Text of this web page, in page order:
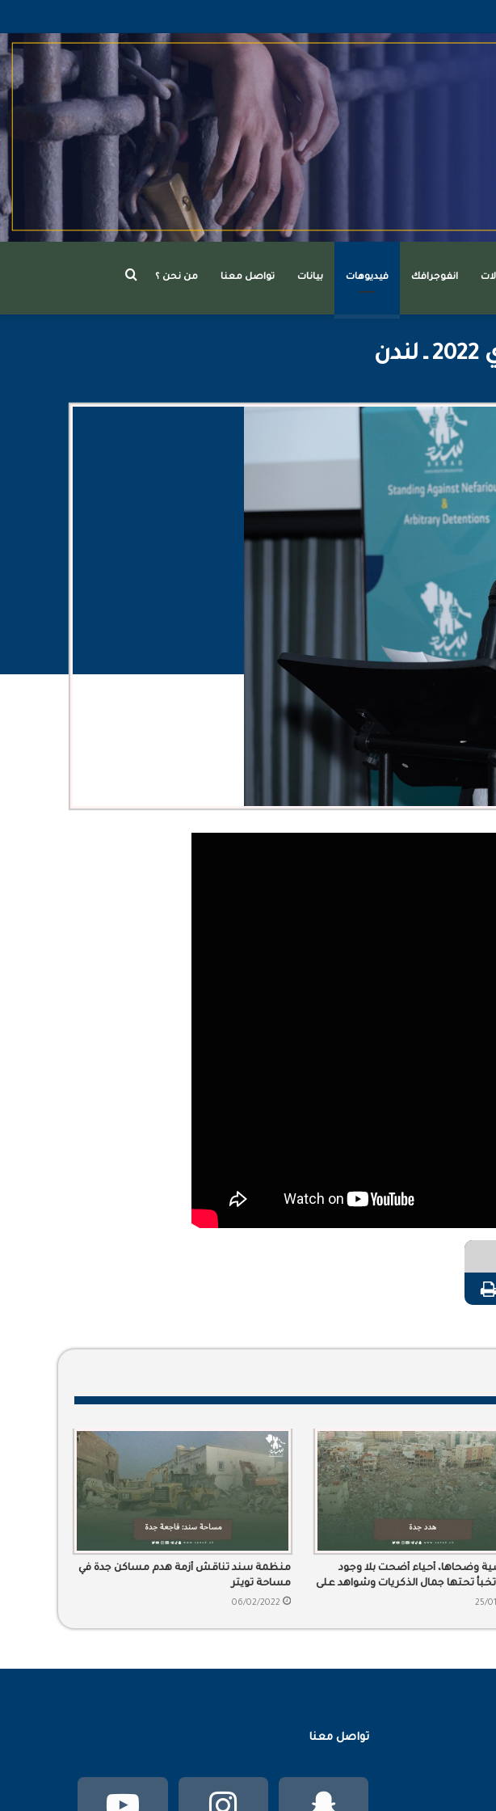
انفوجرافك فيديوهات بيانات تواصل معنا من نحن ؟
طباعة
وضحاها، أحياء أضحت بلا وجود
تحتها جمال الذكريات وشواهد على
25/
منظمة سند تناقش أزمة هدم مساكن جدة في
مساحة تويتر
06/02/2022
تواصل معنا